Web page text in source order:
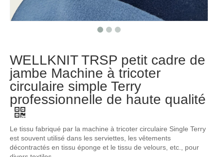
WELLKNIT TRSP petit cadre de
jambe Machine à tricoter
circulaire simple Terry
professionnelle de haute qualité
Le tissu fabriqué par la machine à tricoter circulaire Single Terry
est souvent utilisé dans les serviettes, les vêtements
décontractés en tissu éponge et le tissu de velours, etc., pour